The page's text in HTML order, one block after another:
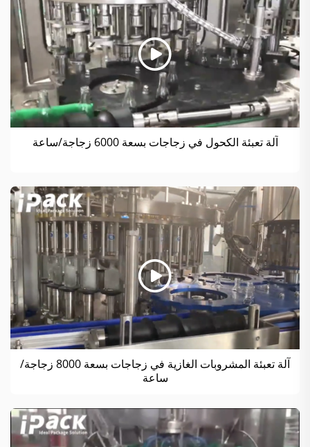
آلة تعبئة الكحول في زجاجات بسعة 6000 زجاجة/ساعة
آلة تعبئة المشروبات الغازية في زجاجات بسعة 8000 زجاجة/
ساعة